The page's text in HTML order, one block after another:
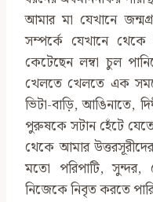
আমার মা যেখানে
সম্পর্কে যেখানে
কেটেছেন লম্বা চুল
খেলতে খেলতে এক
ভিটা-বাড়ি, আঙিনাতে,
পুরুষকে সটান হেঁটে
থেকে আমার
মতো পরিপাটি, সুন্দর,
নিজেকে নিবৃত করতে